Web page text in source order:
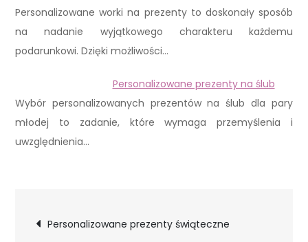
Personalizowane worki na prezenty to doskonały sposób
na nadanie wyjątkowego charakteru każdemu
podarunkowi. Dzięki możliwości…
Personalizowane prezenty na ślub
Wybór personalizowanych prezentów na ślub dla pary
młodej to zadanie, które wymaga przemyślenia i
uwzględnienia…
Nawigacja
Personalizowane prezenty świąteczne